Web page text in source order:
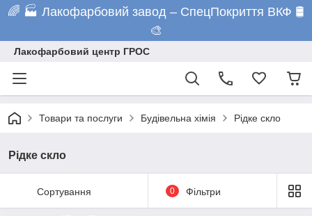
🌈 🏭 Лакофарбовий завод – СпецПокриття ВКФ 🛢️
🎨
Лакофарбовий центр ГРОС
Товари та послуги Будівельна хімія Рідке скло
Рідке скло
Сортування 0 Фільтри